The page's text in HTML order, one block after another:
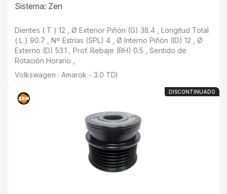
Sistema: Zen
Dientes ( T ) 12 , Ø Exterior Piñón (G) 38.4 , Longitud Total
( L ) 90.7 , Nº Estrías (SPL) 4 , Ø Interno Piñón (ID) 12 , Ø
Externo (D) 53.1 , Prof. Rebaje (RH) 0.5 , Sentido de
Rotación Horario ,
Volkswagen : Amarok - 3.0 TDI
DISCONTINUADO